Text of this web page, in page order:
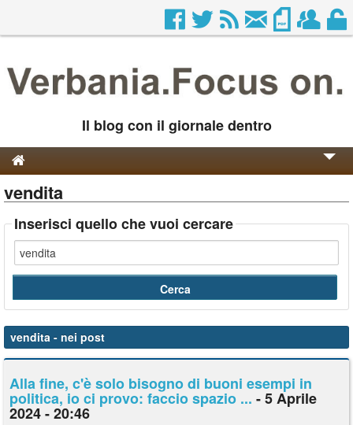
Il blog con il giornale dentro
Genesi e Storia
Contatti
vendita
Inserisci quello che vuoi cercare
vendita - nei post
Alla fine, c'è solo bisogno di buoni esempi in
politica, io ci provo: faccio spazio ... - 5 Aprile
2024 - 20:46